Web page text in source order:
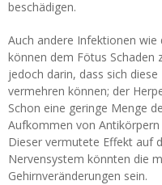
beschädigen.
Auch andere Infektionen
können dem Fötus Schaden
jedoch darin, dass sich
vermehren können; der
Schon eine geringe Menge
Aufkommen von
Dieser vermutete Effekt auf
Nervensystem könnten die
Gehirnveränderungen sein.